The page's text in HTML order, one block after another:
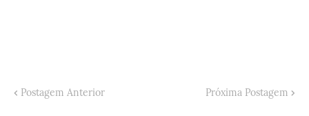
Postagem Anterior Próxima Postagem